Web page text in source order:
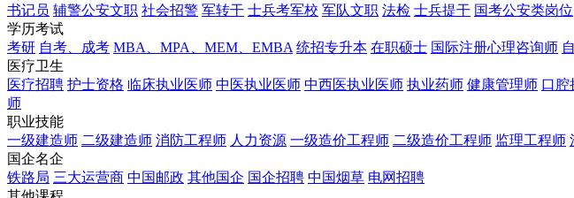
书记员 辅警公安文职 社会招警 军转干 士兵考军校 军队文职 法检 士兵提干 国考公安类岗位
学历考试
考研 自考、成考 MBA、MPA、MEM、EMBA 统招专升本 在职硕士 国际注册心理咨询师
医疗卫生
医疗招聘 护士资格 临床执业医师 中医执业医师 中西医执业医师 执业药师 健康管理师 口腔
师
职业技能
一级建造师 二级建造师 消防工程师 人力资源 一级造价工程师 二级造价工程师 监理工程师
国企名企
铁路局 三大运营商 中国邮政 其他国企 国企招聘 中国烟草 电网招聘